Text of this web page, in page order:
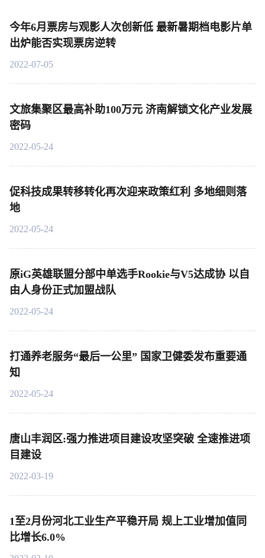
今年6月票房与观影人次创新低 最新暑期档电影片单
出炉能否实现票房逆转
2022-07-05
文旅集聚区最高补助100万元 济南解锁文化产业发展
密码
2022-05-24
促科技成果转移转化再次迎来政策红利 多地细则落
地
2022-05-24
原iG英雄联盟分部中单选手Rookie与V5达成协 以自
由人身份正式加盟战队
2022-05-24
打通养老服务“最后一公里” 国家卫健委发布重要通
知
2022-05-24
唐山丰润区:强力推进项目建设攻坚突破 全速推进项
目建设
2022-03-19
1至2月份河北工业生产平稳开局 规上工业增加值同
比增长6.0%